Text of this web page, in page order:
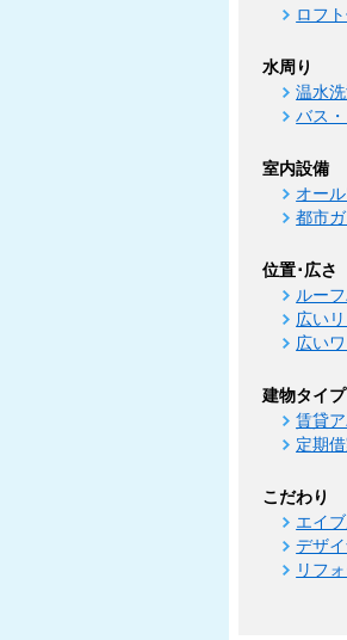
ロフ
水周り
温水
バス
室内設備
オー
都市
位置･広さ
ルー
広い
広い
建物タイプ
賃貸
定期
こだわり
エイ
デザ
リフ